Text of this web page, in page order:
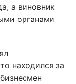
а виновник
органами
находился за